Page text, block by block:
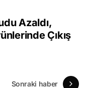
Azaldı,
Çıkış
Sonraki haber